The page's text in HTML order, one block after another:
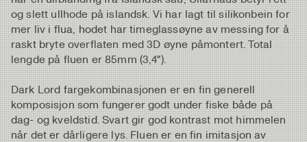
og slett ullhode på islandsk. Vi har lagt til silikonbein for
mer liv i flua, hodet har timeglassøyne av messing for å
raskt bryte overflaten med 3D øyne påmontert. Total
lengde på fluen er 85mm (3,4").
Dark Lord fargekombinasjonen er en fin generell
komposisjon som fungerer godt under fiske både på
dag- og kveldstid. Svart gir god kontrast mot himmelen
når det er dårligere lys. Fluen er en fin imitasjon av